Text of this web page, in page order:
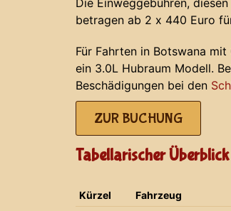
Die Einweggebühren,
betragen ab 2 x 440 Euro
Für Fahrten in Botswana
ein 3.0L Hubraum Modell.
Beschädigungen bei den
ZUR BUCHUNG
Tabellarischer
Kürzel Fahrzeug